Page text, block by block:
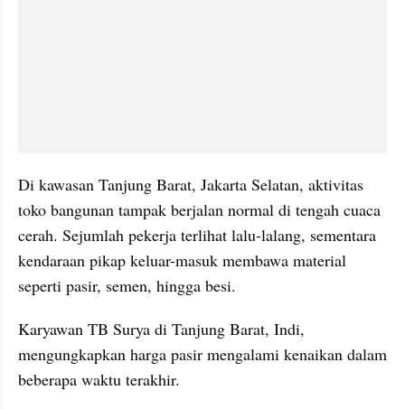
Di kawasan Tanjung Barat, Jakarta Selatan, aktivitas
toko bangunan tampak berjalan normal di tengah cuaca
cerah. Sejumlah pekerja terlihat lalu-lalang, sementara
kendaraan pikap keluar-masuk membawa material
seperti pasir, semen, hingga besi.
Karyawan TB Surya di Tanjung Barat, Indi,
mengungkapkan harga pasir mengalami kenaikan dalam
beberapa waktu terakhir.